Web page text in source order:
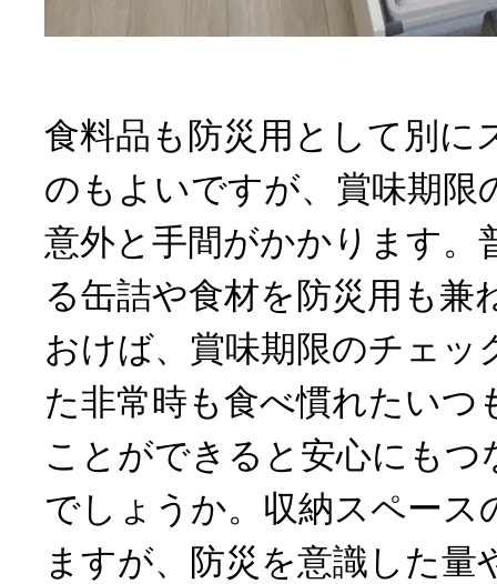
食料品も防災用として別に
のもよいですが、賞味期限
意外と手間がかかります。
る缶詰や食材を防災用も兼
おけば、賞味期限のチェッ
た非常時も食べ慣れたいつ
ことができると安心にも
でしょうか。収納スペース
ますが、防災を意識した量